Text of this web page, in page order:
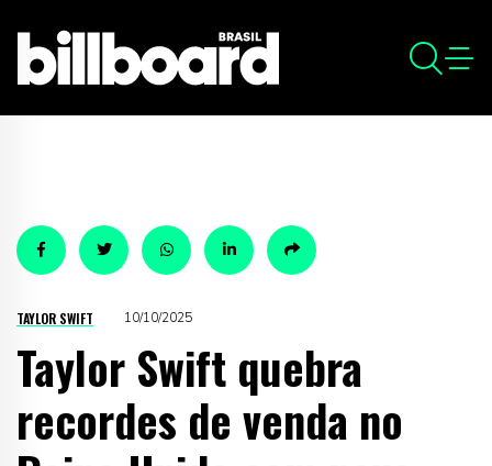
TAYLOR SWIFT 10/10/2025
Taylor Swift quebra
recordes de venda no